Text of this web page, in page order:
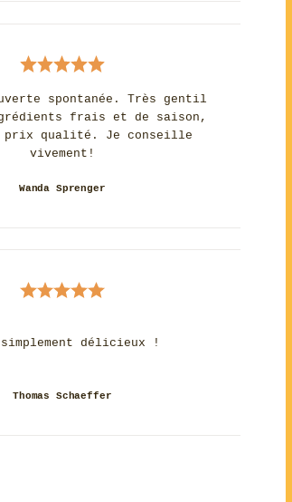
spontanée. Très gentil
frais et de saison,
prix qualité. Je conseille
vivement!
Wanda Sprenger
simplement délicieux !
Thomas Schaeffer